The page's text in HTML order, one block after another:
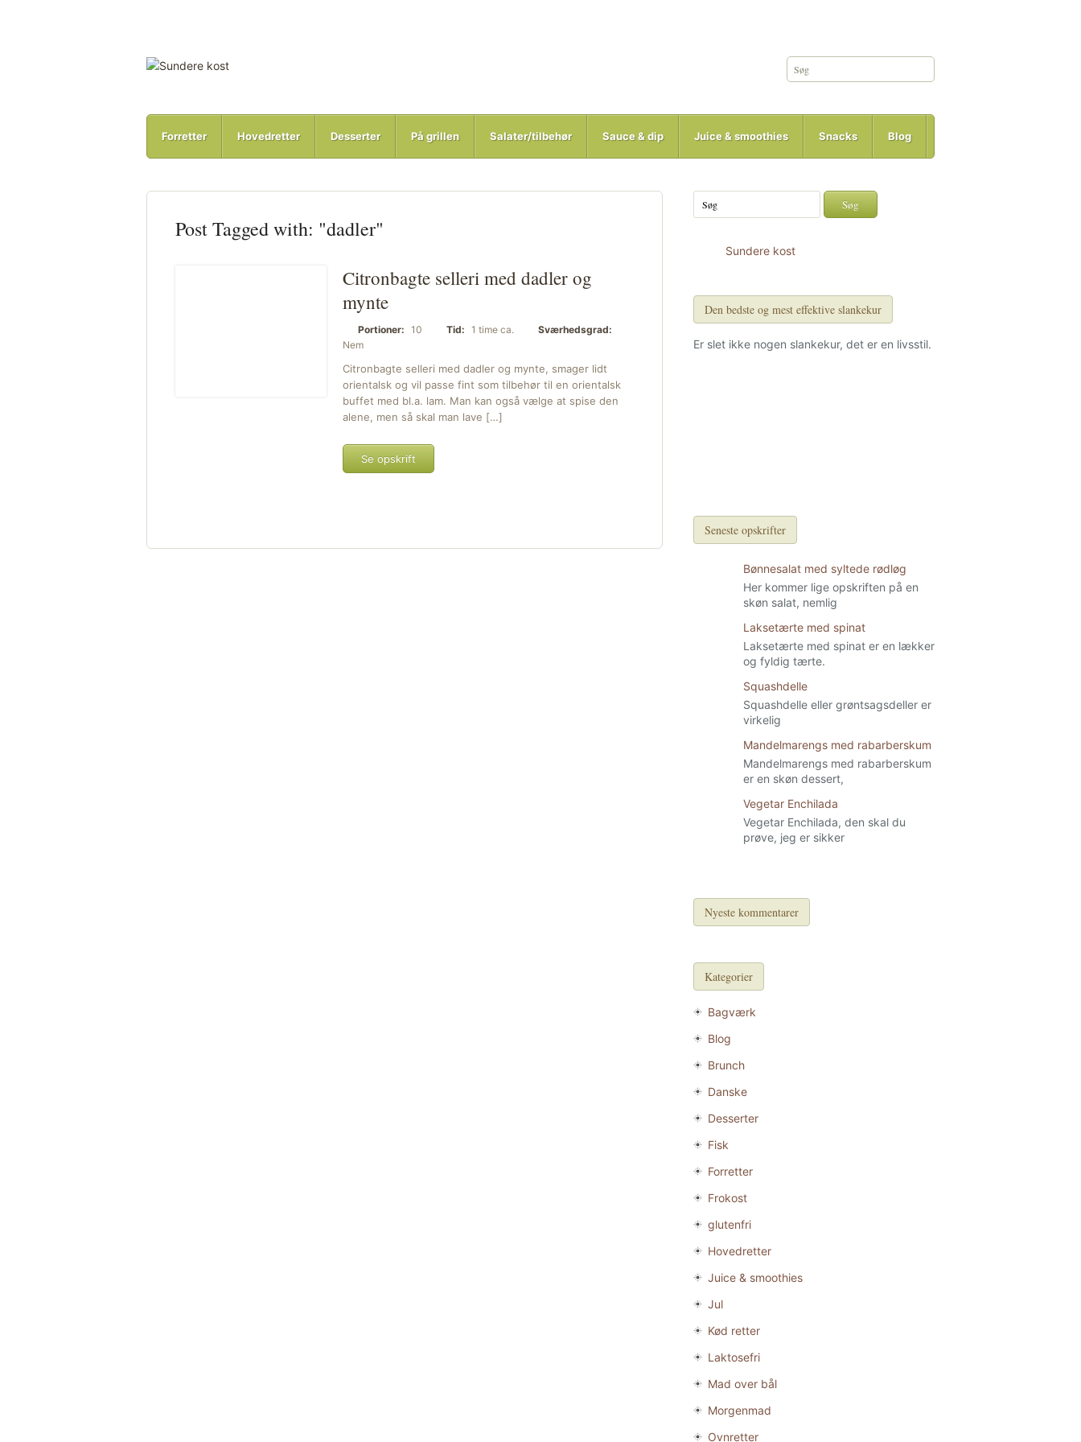
Forretter Hovedretter Desserter På grillen Salater/tilbehør Sauce & dip Juice & smoothies Snacks Blog
Post Tagged with: "dadler"
Citronbagte selleri med dadler og
mynte
Portioner: 10 Tid: 1 time ca.
Sværhedsgrad:
Nem
Citronbagte selleri med dadler og mynte, smager lidt
orientalsk og vil passe fint som tilbehør til en orientalsk
buffet med bl.a. lam. Man kan også vælge at spise den
alene, men så skal man lave […]
Se opskrift
Sundere kost
Den bedste og mest effektive slankekur
Er slet ikke nogen slankekur, det er en livsstil.
Seneste opskrifter
Bønnesalat med syltede rødløg
Her kommer lige opskriften på en
skøn salat, nemlig
Laksetærte med spinat
Laksetærte med spinat er en lækker
og fyldig tærte.
Squashdelle
Squashdelle eller grøntsagsdeller er
virkelig
Mandelmarengs med rabarberskum
Mandelmarengs med rabarberskum
er en skøn dessert,
Vegetar Enchilada
Vegetar Enchilada, den skal du
prøve, jeg er sikker
Nyeste kommentarer
Kategorier
Bagværk
Blog
Brunch
Danske
Desserter
Fisk
Forretter
Frokost
glutenfri
Hovedretter
Juice & smoothies
Jul
Kød retter
Laktosefri
Mad over bål
Morgenmad
Ovnretter